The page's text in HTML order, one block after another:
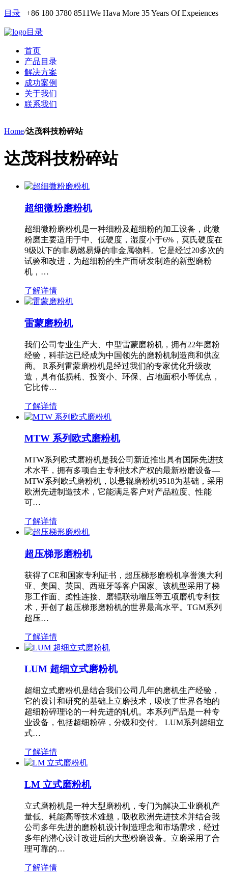
目录 +86 180 3780 8511We Hava More 35 Years Of Expeiences
目录
首页
产品目录
解决方案
成功案例
关于我们
联系我们
Home/达茂科技粉碎站
达茂科技粉碎站
超细微粉磨粉机
超细微粉磨粉机是一种细粉及超细粉的加工设备，此微
粉磨主要适用于中、低硬度，湿度小于6%，莫氏硬度在
9级以下的非易燃易爆的非金属物料。它是经过20多次的
试验和改进，为超细粉的生产而研发制造的新型磨粉
机，…
了解详情
雷蒙磨粉机
我们公司专业生产大、中型雷蒙磨粉机，拥有22年磨粉
经验，科菲达已经成为中国领先的磨粉机制造商和供应
商。 R系列雷蒙磨粉机是经过我们的专家优化升级改
造，具有低损耗、投资小、环保、占地面积小等优点，
它比传…
了解详情
MTW 系列欧式磨粉机
MTW系列欧式磨粉机是我公司新近推出具有国际先进技
术水平，拥有多项自主专利技术产权的最新粉磨设备—
MTW系列欧式磨粉机，以悬辊磨粉机9518为基础，采用
欧洲先进制造技术，它能满足客户对产品粒度、性能
可…
了解详情
超压梯形磨粉机
获得了CE和国家专利证书，超压梯形磨粉机享誉澳大利
亚、美国、英国、西班牙等客户国家。该机型采用了梯
形工作面、柔性连接、磨辊联动增压等五项磨机专利技
术，开创了超压梯形磨粉机的世界最高水平。TGM系列
超压…
了解详情
LUM 超细立式磨粉机
超细立式磨粉机是结合我们公司几年的磨机生产经验，
它的设计和研究的基础上立磨技术，吸收了世界各地的
超细粉碎理论的一种先进的轧机。本系列产品是一种专
业设备，包括超细粉碎，分级和交付。 LUM系列超细立
式…
了解详情
LM 立式磨粉机
立式磨粉机是一种大型磨粉机，专门为解决工业磨机产
量低、耗能高等技术难题，吸收欧洲先进技术并结合我
公司多年先进的磨粉机设计制造理念和市场需求，经过
多年的潜心设计改进后的大型粉磨设备。立磨采用了合
理可靠的…
了解详情